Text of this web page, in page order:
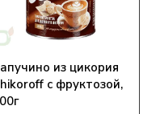
из цикория
с фруктозой,